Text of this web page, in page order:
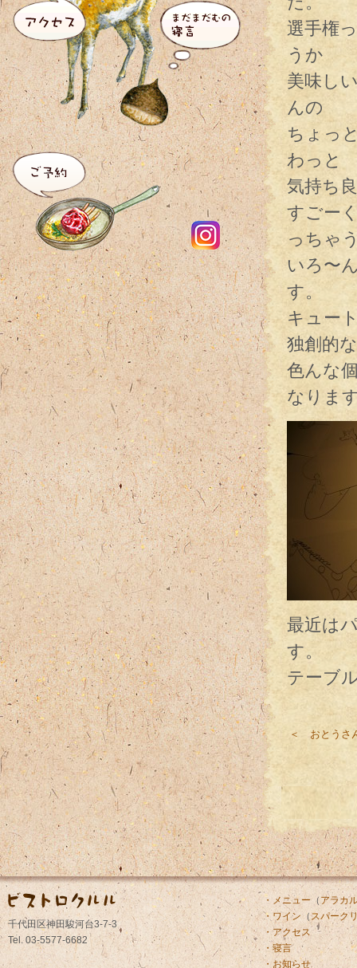
選手権
うか
美味し
んの
ちょっ
わっと
気持ち
すごー
っちゃ
いろ〜
す。
キュー
独創的
色んな
なりま
最近は
す。
テーブ
＜ おとうさ
千代田区神田駿河台3-7-3
Tel. 03-5577-6682
・メニュー（ アラカ
・ワイン （スパーク
・アクセス
・寝言
・お知らせ